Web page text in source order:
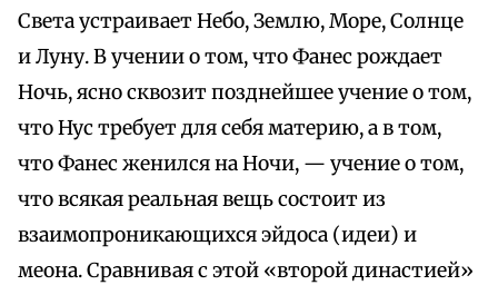
Света устраивает Небо, Землю, Море, Солнце
и Луну. В учении о том, что Фанес рождает
Ночь, ясно сквозит позднейшее учение о том,
что Нус требует для себя материю, а в том,
что Фанес женился на Ночи, — учение о том,
что всякая реальная вещь состоит из
взаимопроникающихся эйдоса (идеи) и
меона. Сравнивая с этой «второй династией»